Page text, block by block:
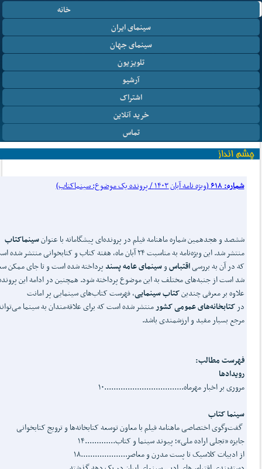
خانه
سینمای ایران
سینمای جهان
تلویزیون
آرشیو
اشتراک
خرید آنلاین
تماس
شماره: ۶۱۸ (ویژه نامه آبان ۱۴۰۳ / پرونده یک موضوع: سینماکتاب)
ششصد و هجدهمین شماره ماهنامه فیلم در پرونده‌ای پیشگامانه با عنوانسینماکتاب
منتشر شد. این ویژه‌نامه به مناسبت ۲۴ آبان ماه، هفته کتاب و کتابخوانی منتشر
که در آن به بررسیاقتباسوسینمای عامه پسند پرداخته شده است و تا جای ممکن
شد است از جنبه‌های مختلف به این موضوع پرداخته شود. همچنین در ادامه این
علاوه بر معرفی چندینکتاب‌ سینمایی، فهرست کتاب‌های سینمایی پر امانت
درکتابخانه‌های عمومی کشورمنتشر شده است که برای علاقه‌مندان به سینما
مرجع بسیار مفید و ارزشمندی باشد.
فهرست مطالب:
رویدادها
مروری بر اخبار مهرماه..................................۱۰
سینما کتاب
گفت‌وگوی اختصاصی ماهنامه فیلم با معاون توسعه کتابخانه‌ها و ترویج کتابخوانی
جایزه «تجلی اراده ملی»؛ پیوند سینما و کتاب.............۱۴
از ادبیات کلاسیک تا پست مدرن و معاصر....................۱۸